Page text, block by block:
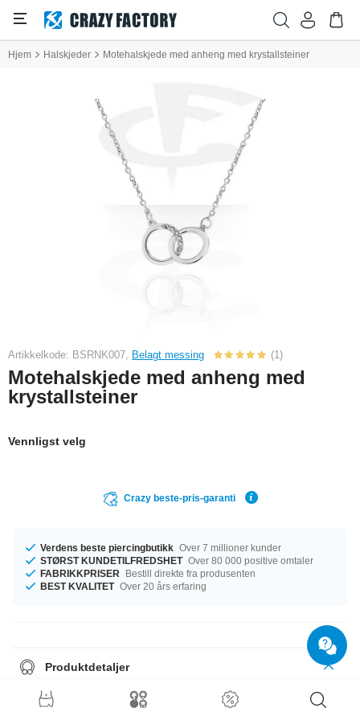
Hjem Halskjeder Motehalskjede med anheng med krystallsteiner
Artikkelkode: BSRNK007, Belagt messing (1)
Motehalskjede med anheng med
krystallsteiner
Vennligst velg
Crazy beste-pris-garanti
Verdens beste piercingbutikk Over 7 millioner kunder
STØRST KUNDETILFREDSHET Over 80 000 positive omtaler
FABRIKKPRISER
Bestill direkte fra produsenten
BEST KVALITET Over 20 års erfaring
Produktdetaljer
Denne lille skatten har en lengde på 45.0 cm. Steinfargen er Crystal. En
himmelsk artikkel i topp kvalitet, til en uslåelig pris!